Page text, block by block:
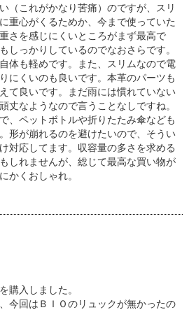
（これがかなり苦痛）のですが、スリ
重心がくるためか、今まで使っていた
さを感じにくいところがまず最高で
しっかりしているのでなおさらです。
体も軽めです。また、スリムなので電
にくいのも良いです。本革のパーツも
て良いです。まだ雨には慣れていない
丈なようなので言うことなしですね。
、ペットボトルや折りたたみ傘なども
形が崩れるのを避けたいので、そうい
対応してます。収容量の多さを求める
しれませんが、総じて最高な買い物が
かくおしゃれ。
購入しました。
今回はＢＩＯのリュックが無かったの